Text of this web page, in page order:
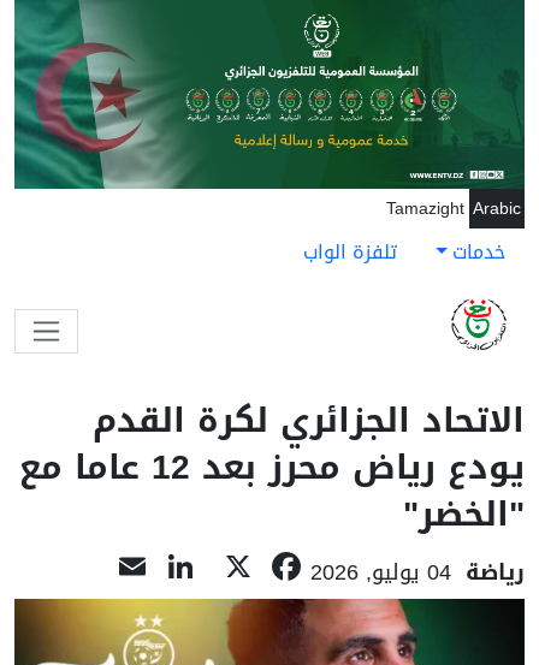
تجاوز إلى المحتوى الرئيسي
Arabic
Tamazight
خدمات تلفزة الواب
الاتحاد الجزائري لكرة القدم
يودع رياض محرز بعد 12 عاما مع
"الخضر"
رياضة 04 يوليو, 2026 Facebook
LinkedIn